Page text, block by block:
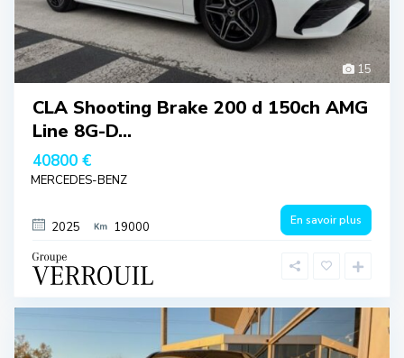
15
CLA Shooting Brake 200 d 150ch AMG
Line 8G-D...
40800 €
MERCEDES-BENZ
2025 19000 En savoir plus